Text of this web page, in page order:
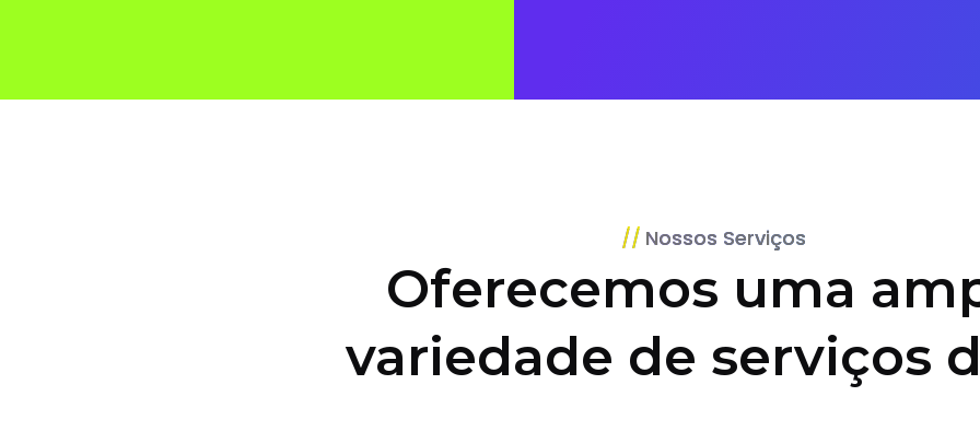
Nossos Serviços
Oferecemos uma
variedade de serviços